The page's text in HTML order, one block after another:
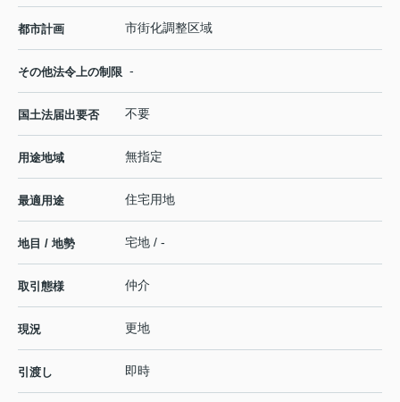
都市計画 市街化調整区域
その他法令上の制限 -
国土法届出要否 不要
用途地域 無指定
最適用途 住宅用地
地目 / 地勢 宅地 / -
取引態様 仲介
現況 更地
引渡し 即時